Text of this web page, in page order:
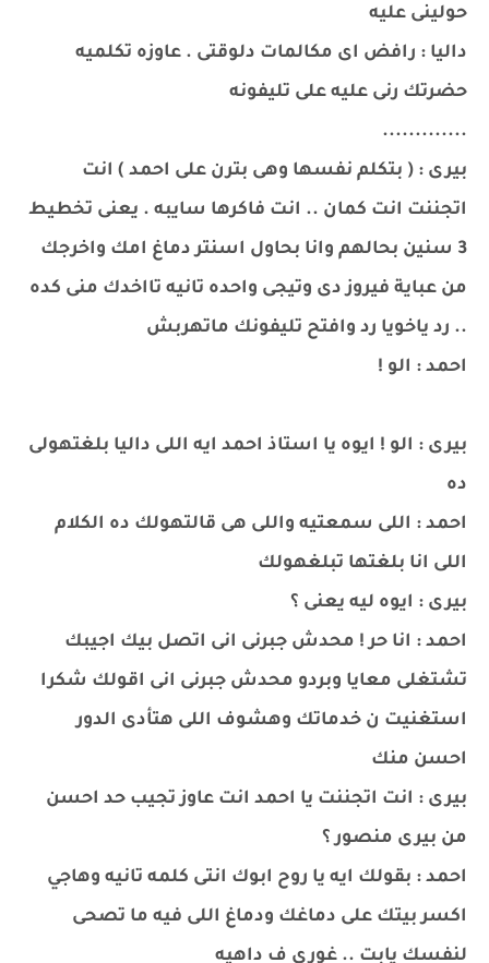
حولينى عليه
داليا : رافض اى مكالمات دلوقتى . عاوزه تكلميه
حضرتك رنى عليه على تليفونه
.............
بيرى : ( بتكلم نفسها وهى بترن على احمد ) انت
اتجننت انت كمان .. انت فاكرها سايبه . يعنى تخطيط
3 سنين بحالهم وانا بحاول اسنتر دماغ امك واخرجك
من عباية فيروز دى وتيجى واحده تانيه تااخدك منى كده
.. رد ياخويا رد وافتح تليفونك ماتهربش
احمد : الو !
بيرى : الو ! ايوه يا استاذ احمد ايه اللى داليا بلغتهولى
ده
احمد : اللى سمعتيه واللى هى قالتهولك ده الكلام
اللى انا بلغتها تبلغهولك
بيرى : ايوه ليه يعنى ؟
احمد : انا حر ! محدش جبرنى انى اتصل بيك اجيبك
تشتغلى معايا وبردو محدش جبرنى انى اقولك شكرا
استغنيت ن خدماتك وهشوف اللى هتأدى الدور
احسن منك
بيرى : انت اتجننت يا احمد انت عاوز تجيب حد احسن
من بيرى منصور ؟
احمد : بقولك ايه يا روح ابوك انتى كلمه تانيه وهاجي
اكسر بيتك على دماغك ودماغ اللى فيه ما تصحى
لنفسك يابت .. غورى ف داهيه